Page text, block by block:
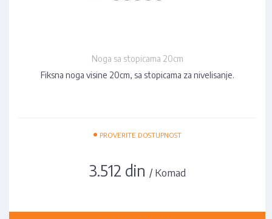
Noga sa stopicama 20cm
Fiksna noga visine 20cm, sa stopicama za nivelisanje.
• PROVERITE DOSTUPNOST
3.512 din / Komad